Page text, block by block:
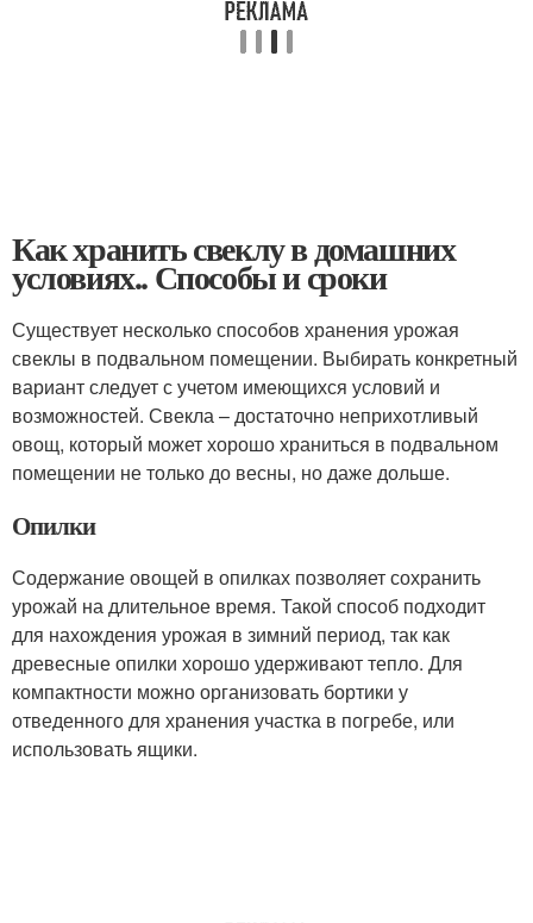
Как хранить свеклу в домашних
условиях.. Способы и сроки
Существует несколько способов хранения урожая
свеклы в подвальном помещении. Выбирать конкретный
вариант следует с учетом имеющихся условий и
возможностей. Свекла – достаточно неприхотливый
овощ, который может хорошо храниться в подвальном
помещении не только до весны, но даже дольше.
Опилки
Содержание овощей в опилках позволяет сохранить
урожай на длительное время. Такой способ подходит
для нахождения урожая в зимний период, так как
древесные опилки хорошо удерживают тепло. Для
компактности можно организовать бортики у
отведенного для хранения участка в погребе, или
использовать ящики.